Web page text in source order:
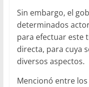
Sin embargo, el
determinados
para efectuar este
directa, para cuya
diversos aspectos.
Mencionó entre